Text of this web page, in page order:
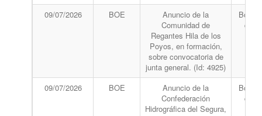
09/07/2026 BOE
Anuncio de la
Comunidad de
Regantes Hila de los
Poyos, en formación,
sobre convocatoria de
junta general. (Id: 4925)
del
09/07/2026 BOE
Anuncio de la
Confederación
Hidrográfica del Segura,
del